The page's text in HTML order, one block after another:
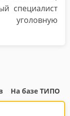
специалист
На базе ТИПО